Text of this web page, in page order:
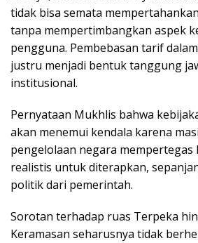
tidak bisa semata
tanpa mempertimbangkan aspek
pengguna. Pembebasan tarif
justru menjadi bentuk tanggung
institusional.
Pernyataan Mukhlis bahwa
akan menemui kendala karena
pengelolaan negara mempertegas
realistis untuk diterapkan,
politik dari pemerintah.
Sorotan terhadap ruas Terpeka
Keramasan seharusnya tidak